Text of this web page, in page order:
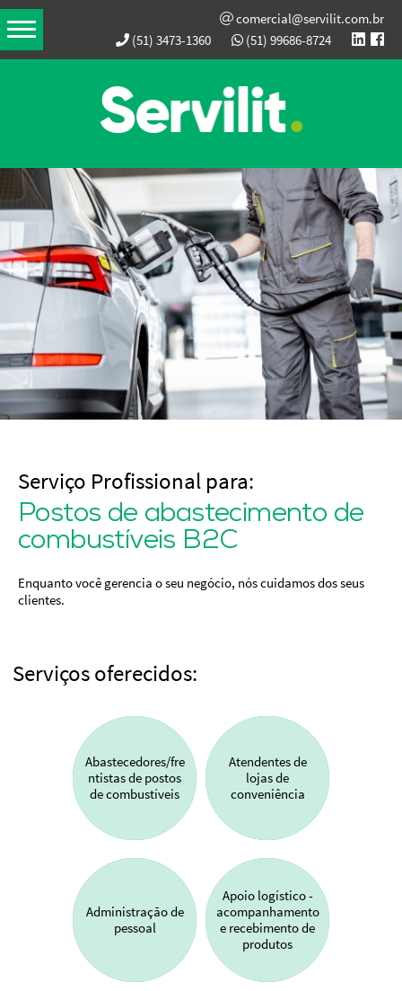
comercial@servilit.com.br
(51) 3473-1360
(51) 99686-8724
Serviço Profissional para:
Postos de abastecimento de
combustíveis B2C
Enquanto você gerencia o seu negócio, nós cuidamos dos seus
clientes.
Serviços oferecidos:
Abastecedores/fre
ntistas de postos
de combustíveis
Atendentes de
lojas de
conveniência
Administração de
pessoal
Apoio logístico -
acompanhamento
e recebimento de
produtos